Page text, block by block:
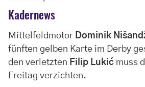
Kadernews
Mittelfeldmotor Dominik
fünften gelben Karte im Derby
den verletzten Filip Lukić muss
Freitag verzichten.